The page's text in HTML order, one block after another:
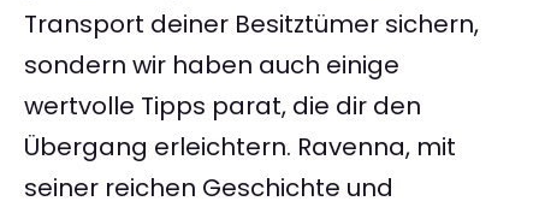
Transport deiner Besitztümer sichern,
sondern wir haben auch einige
wertvolle Tipps parat, die dir den
Übergang erleichtern. Ravenna, mit
seiner reichen Geschichte und